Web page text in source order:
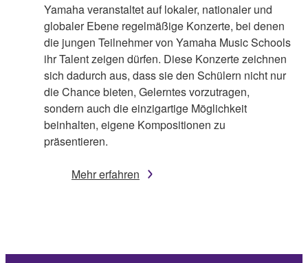
Yamaha veranstaltet auf lokaler, nationaler und
globaler Ebene regelmäßige Konzerte, bei denen
die jungen Teilnehmer von Yamaha Music Schools
ihr Talent zeigen dürfen. Diese Konzerte zeichnen
sich dadurch aus, dass sie den Schülern nicht nur
die Chance bieten, Gelerntes vorzutragen,
sondern auch die einzigartige Möglichkeit
beinhalten, eigene Kompositionen zu
präsentieren.
Mehr erfahren